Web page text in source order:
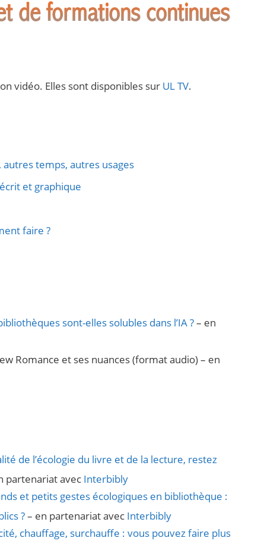
de formations continues
vidéo. Elles sont disponibles sur UL TV.
temps, autres usages
et graphique
faire ?
sont-elles solubles dans l’IA ?– en
Romance et ses nuances (format audio) – en
de l’écologie du livre et de la lecture, restez
partenariat avec Interbibly
et petits gestes écologiques en bibliothèque :
?– en partenariat avec Interbibly
chauffage, surchauffe : vous pouvez faire plus